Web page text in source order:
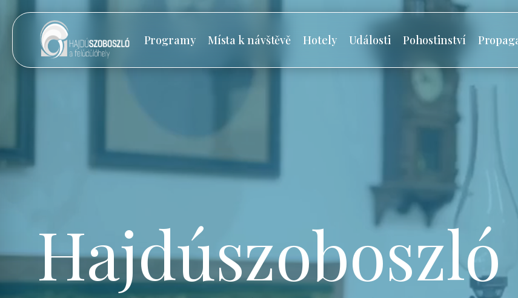
Programy Místa k návštěvě Hotely Události Pohostinství
Hajdúszoboszló